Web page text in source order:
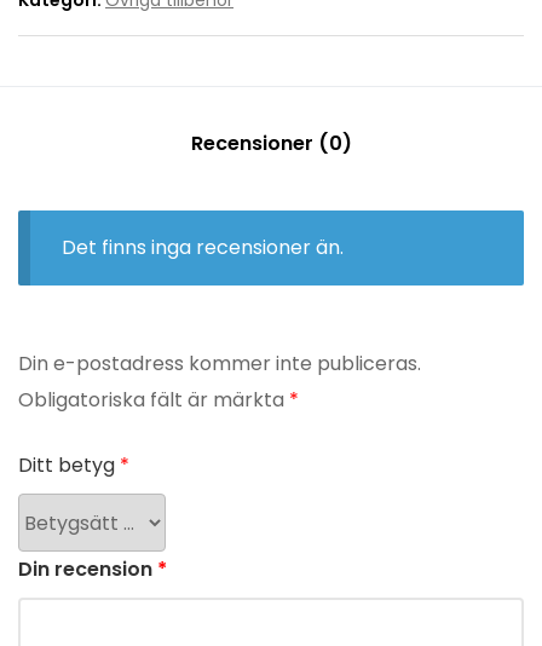
Recensioner (0)
Det finns inga recensioner än.
Din e-postadress kommer inte publiceras.
Obligatoriska fält är märkta *
Ditt betyg *
Din recension *